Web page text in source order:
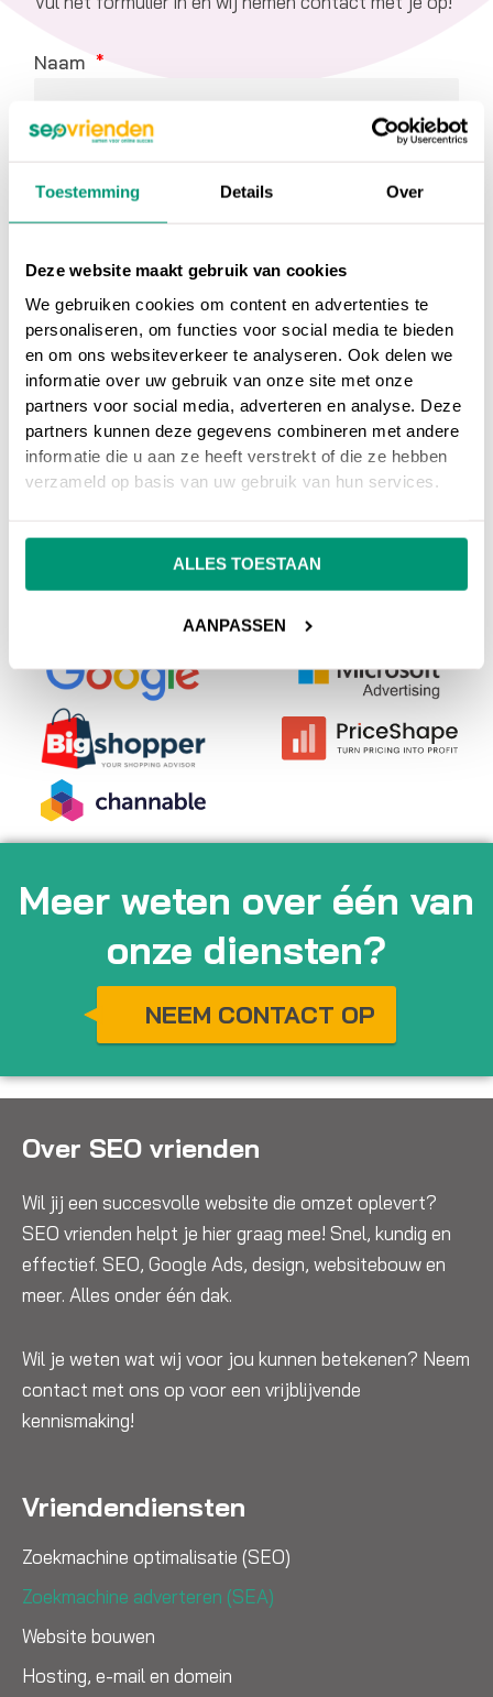
Toestemming Details Over
Deze website maakt gebruik van cookies
We gebruiken cookies om content en advertenties te
personaliseren, om functies voor social media te bieden
en om ons websiteverkeer te analyseren. Ook delen we
informatie over uw gebruik van onze site met onze
partners voor social media, adverteren en analyse. Deze
partners kunnen deze gegevens combineren met andere
informatie die u aan ze heeft verstrekt of die ze hebben
verzameld op basis van uw gebruik van hun services.
ALLES TOESTAAN
AANPASSEN
Naam
Bedrijf
VERSTUUR
This site is protected by
reCAPTCHA and the Google
Privacy Policy
and
Service apply.
Onze partners
Meer weten over één van
onze diensten?
NEEM CONTACT OP
Over SEO vrienden
Wil jij een succesvolle website die omzet oplevert?
SEO vrienden helpt je hier graag mee! Snel, kundig en
effectief. SEO, Google Ads, design, websitebouw en
meer. Alles onder één dak.
Wil je weten wat wij voor jou kunnen betekenen? Neem
contact met ons op voor een vrijblijvende
kennismaking!
Vriendendiensten
Zoekmachine optimalisatie (SEO)
Zoekmachine adverteren (SEA)
Website bouwen
Hosting, e-mail en domein